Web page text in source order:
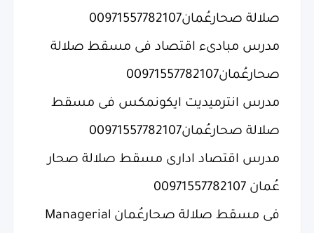
صلالة صحارعُمان00971557782107
مدرس مبادىء اقتصاد فى مسقط صلالة
صحارعُمان00971557782107
مدرس انترميديت ايكونمكس فى مسقط
صلالة صحارعُمان00971557782107
مدرس اقتصاد ادارى مسقط صلالة صحار
عُمان 00971557782107
فى مسقط صلالة صحارعُمان Managerial